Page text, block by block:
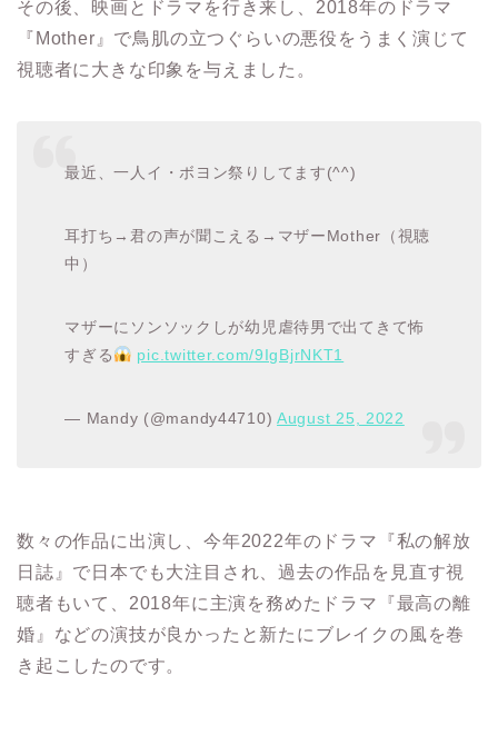
その後、映画とドラマを行き来し、2018年のドラマ
『Mother』で鳥肌の立つぐらいの悪役をうまく演じて
視聴者に大きな印象を与えました。
最近、一人イ・ボヨン祭りしてます(^^)
耳打ち→君の声が聞こえる→マザーMother（視聴
中）
マザーにソンソックしが幼児虐待男で出てきて怖
すぎる
pic.twitter.com/9IgBjrNKT1
— Mandy (@mandy44710)August 25, 2022
数々の作品に出演し、今年2022年のドラマ『私の解放
日誌』で日本でも大注目され、過去の作品を見直す視
聴者もいて、2018年に主演を務めたドラマ『最高の離
婚』などの演技が良かったと新たにブレイクの風を巻
き起こしたのです。